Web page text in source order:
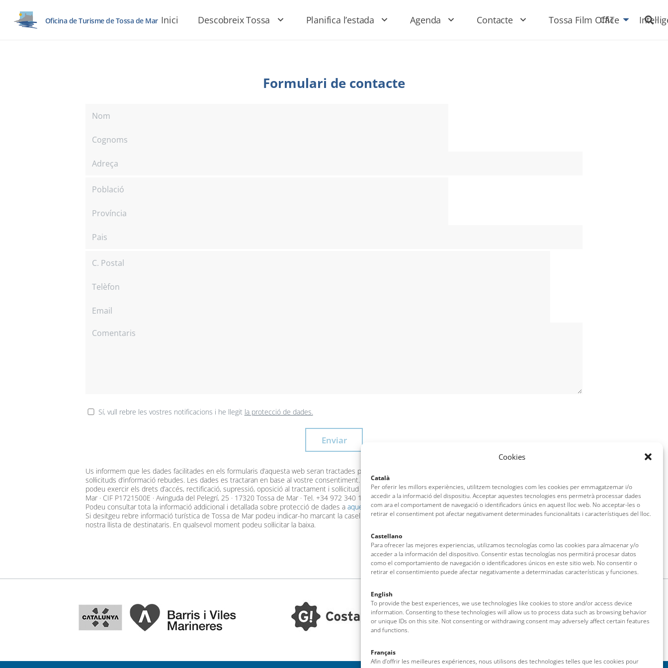
Cookies
Català
Per oferir les millors experiències, utilitzem tecnologies com les cookies per emmagatzemar i/o
accedir a la informació del dispositiu. Acceptar aquestes tecnologies ens permetrà processar dades
com ara el comportament de navegació o identificadors únics en aquest lloc web. No acceptar-les o
retirar el consentiment pot afectar negativament determinades funcionalitats i característiques del lloc.
Castellano
Para ofrecer las mejores experiencias, utilizamos tecnologías como las cookies para almacenar y/o
acceder a la información del dispositivo. Consentir estas tecnologías nos permitirá procesar datos
como el comportamiento de navegación o identificadores únicos en este sitio web. No consentir o
retirar el consentimiento puede afectar negativamente a determinadas características y funciones.
English
To provide the best experiences, we use technologies like cookies to store and/or access device
information. Consenting to these technologies will allow us to process data such as browsing behavior
or unique IDs on this site. Not consenting or withdrawing consent may adversely affect certain features
and functions.
Français
Afin d’offrir les meilleures expériences, nous utilisons des technologies telles que les cookies pour
Oficina de Turisme de Tossa de Mar Inici Descobreix Tossa Planifica l’estada Agenda Contacte Tossa Film Office
CAT
Formulari de contacte
Sí, vull rebre les vostres notificacions i he llegit la protecció de dades.
Us informem que les dades facilitades en els formularis d’aquesta web seran tractades per l’Ajuntament de Tossa de Mar per donar resposta a les consultes o
sol·licituds d’informació rebudes. Les dades es tractaran en base al vostre consentiment. En cap cas, les dades es comunicaran a altres persones. Així mateix,
podeu exercir els drets d’accés, rectificació, supressió, oposició al tractament i sol·licitud de la limitació del tractament adreçant-se a l’Ajuntament de Tossa de
Mar · CIF P1721500E · Avinguda del Pelegrí, 25 · 17320 Tossa de Mar · Tel. +34 972 340 100 · ajuntament@tossademar.org · www.tossademar.cat
Podeu consultar tota la informació addicional i detallada sobre protecció de dades a aquest enllaç.
Si desitgeu rebre informació turística de Tossa de Mar podeu indicar-ho marcant la casella corresponent. En aquest cas les vostres dades s’incorporaran a la
nostra llista de destinataris. En qualsevol moment podeu sol·licitar la baixa.